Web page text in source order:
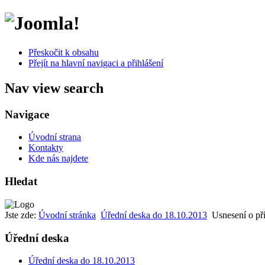
Přeskočit k obsahu
Přejít na hlavní navigaci a přihlášení
Nav view search
Navigace
Úvodní strana
Kontakty
Kde nás najdete
Hledat
Jste zde: Úvodní stránka Úřední deska do 18.10.2013 Usnesení o
Úřední deska
Úřední deska do 18.10.2013